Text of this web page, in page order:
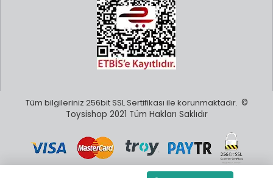
Tüm bilgileriniz 256bit SSL Sertifikası ile korunmaktadır. ©
Toysishop 2021 Tüm Hakları Saklıdır